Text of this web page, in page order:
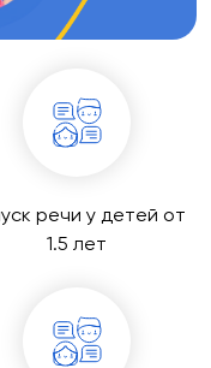
речи у детей от
1.5 лет